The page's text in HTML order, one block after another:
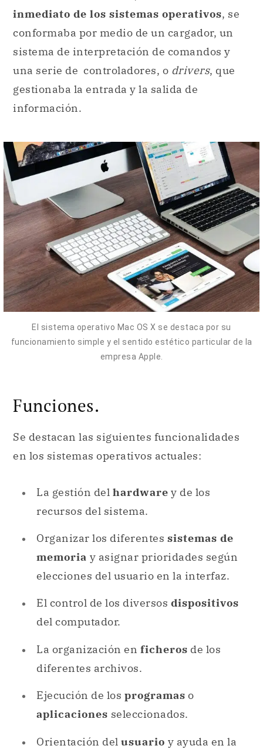
inmediato de los sistemas operativos, se
conformaba por medio de un cargador, un
sistema de interpretación de comandos y
una serie de controladores, o drivers, que
gestionaba la entrada y la salida de
información.
El sistema operativo Mac OS X se destaca por su
funcionamiento simple y el sentido estético particular de la
empresa Apple.
Funciones.
Se destacan las siguientes funcionalidades
en los sistemas operativos actuales:
La gestión del hardware y de los
recursos del sistema.
Organizar los diferentes sistemas de
memoria y asignar prioridades según
elecciones del usuario en la interfaz.
El control de los diversos dispositivos
del computador.
La organización en ficheros de los
diferentes archivos.
Ejecución de los programas o
aplicaciones seleccionados.
Orientación del usuario y ayuda en la